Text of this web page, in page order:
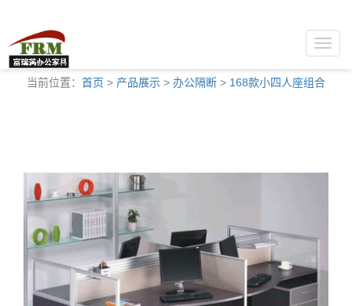
Toggle
当前位置： 首页 > 产品展示 > 办公隔断 > 168款小四人座组合